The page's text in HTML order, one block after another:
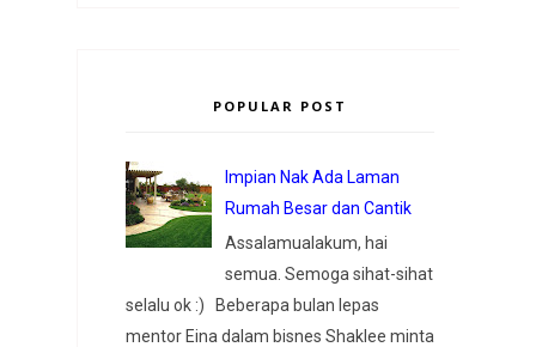
POPULAR POST
Impian Nak Ada Laman
Rumah Besar dan Cantik
Assalamualakum, hai
semua. Semoga sihat-sihat
selalu ok :) Beberapa bulan lepas
mentor Eina dalam bisnes Shaklee minta